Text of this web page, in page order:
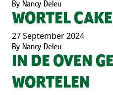
By Nancy Deleu
WORTEL CAKE
27 September 2024
By Nancy Deleu
IN DE OVEN
WORTELEN